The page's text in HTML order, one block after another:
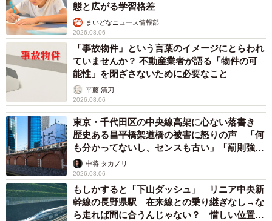
態と広がる学習格差
まいどなニュース情報部
2026.08.06
「事故物件」という言葉のイメージにとらわれ
ていませんか？ 不動産業者が語る「物件の可
能性」を閉ざさないために必要なこと
平藤 清刀
2026.08.06
東京・千代田区の中央線高架に心ない落書き
歴史ある昌平橋架道橋の被害に怒りの声 「何
も分かってないし、センスも古い」「罰則強化
して」中将 タカノリ
2026.08.06
もしかすると「下山ダッシュ」 リニア中央新
幹線の長野県駅 在来線との乗り継ぎなし→な
ら走れば間に合うんじゃない？ 惜しい位置関